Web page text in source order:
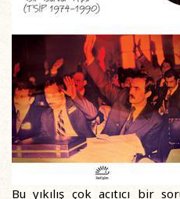
Bu yıkılış çok acıtıcı bir